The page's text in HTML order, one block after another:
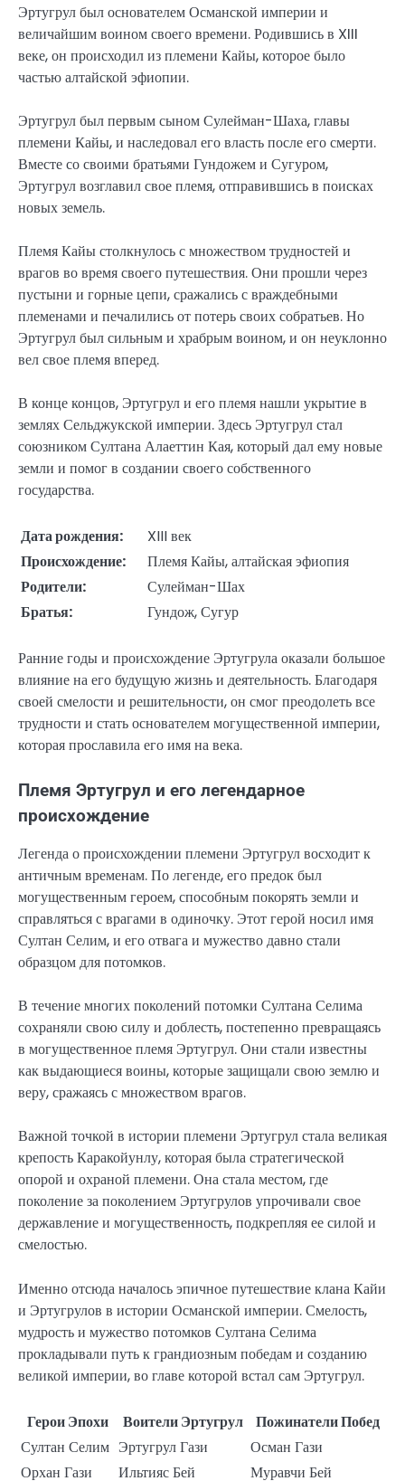
Эртугрул был основателем Османской империи и
величайшим воином своего времени. Родившись в XIII
веке, он происходил из племени Кайы, которое было
частью алтайской эфиопии.
Эртугрул был первым сыном Сулейман-Шаха, главы
племени Кайы, и наследовал его власть после его смерти.
Вместе со своими братьями Гундожем и Сугуром,
Эртугрул возглавил свое племя, отправившись в поисках
новых земель.
Племя Кайы столкнулось с множеством трудностей и
врагов во время своего путешествия. Они прошли через
пустыни и горные цепи, сражались с враждебными
племенами и печалились от потерь своих собратьев. Но
Эртугрул был сильным и храбрым воином, и он неуклонно
вел свое племя вперед.
В конце концов, Эртугрул и его племя нашли укрытие в
землях Сельджукской империи. Здесь Эртугрул стал
союзником Султана Алаеттин Кая, который дал ему новые
земли и помог в создании своего собственного
государства.
Дата рождения:
XIII век
Происхождение:
Племя Кайы, алтайская эфиопия
Родители:
Сулейман-Шах
Братья:
Гундож, Сугур
Ранние годы и происхождение Эртугрула оказали большое
влияние на его будущую жизнь и деятельность. Благодаря
своей смелости и решительности, он смог преодолеть все
трудности и стать основателем могущественной империи,
которая прославила его имя на века.
Племя Эртугрул и его легендарное
происхождение
Легенда о происхождении племени Эртугрул восходит к
античным временам. По легенде, его предок был
могущественным героем, способным покорять земли и
справляться с врагами в одиночку. Этот герой носил имя
Султан Селим, и его отвага и мужество давно стали
образцом для потомков.
В течение многих поколений потомки Султана Селима
сохраняли свою силу и доблесть, постепенно превращаясь
в могущественное племя Эртугрул. Они стали известны
как выдающиеся воины, которые защищали свою землю и
веру, сражаясь с множеством врагов.
Важной точкой в истории племени Эртугрул стала великая
крепость Каракойунлу, которая была стратегической
опорой и охраной племени. Она стала местом, где
поколение за поколением Эртугрулов упрочивали свое
державление и могущественность, подкрепляя ее силой и
смелостью.
Именно отсюда началось эпичное путешествие клана Кайи
и Эртугрулов в истории Османской империи. Смелость,
мудрость и мужество потомков Султана Селима
прокладывали путь к грандиозным победам и созданию
великой империи, во главе которой встал сам Эртугрул.
Герои Эпохи Воители Эртугрул
Пожинатели Побед
Султан Селим Эртугрул Гази
Осман Гази
Орхан Гази
Ильтияс Бей Муравчи Бей